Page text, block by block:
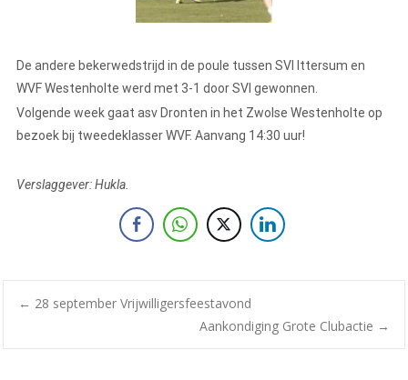
De andere bekerwedstrijd in de poule tussen SVI Ittersum en
WVF Westenholte werd met 3-1 door SVI gewonnen.
Volgende week gaat asv Dronten in het Zwolse Westenholte op
bezoek bij tweedeklasser WVF. Aanvang 14:30 uur!
Verslaggever: Hukla.
← 28 september Vrijwilligersfeestavond
Aankondiging Grote Clubactie →